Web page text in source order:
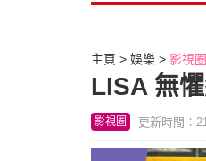
主頁 娛樂 影視圈
LISA 無
影視圈 更新時間：